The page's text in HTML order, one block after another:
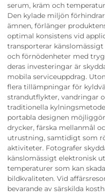
serum, kräm och
Den kylade miljön
ämnen, förlänger
optimal konsistens vid
transporterar
och förnödenheter med
deras investeringar är
mobila serviceuppdrag.
flera tillämpningar för
strandutflykter, vandringar
traditionella
portabla designen
drycker, färska mellanmål
utrustning, samtidigt som
aktiviteter. Fotografer
känslomässigt elektronisk
temperaturer som kan
bildkvaliteten. Vid
bevarande av särskilda